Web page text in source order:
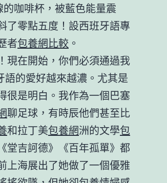
咖啡杯，被藍色能量震
了零點五度！設西班牙語專
者包養網比較 。
現在開始，你們必須通過我
的愛好越來越濃。尤其是
很是明白。我作為一個巴塞
聊足球，有時辰他們甚至比
和拉丁美包養網洲的文學包
《堂吉訶德》《百年孤單》都
上海展出了她做了一個優雅